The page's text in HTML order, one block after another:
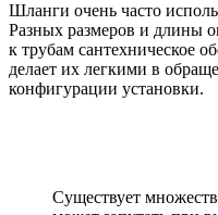
Шланги очень часто
Разных размеров и длины
к трубам сантехническое
делает их легкими в
конфигурации установки.
Существует